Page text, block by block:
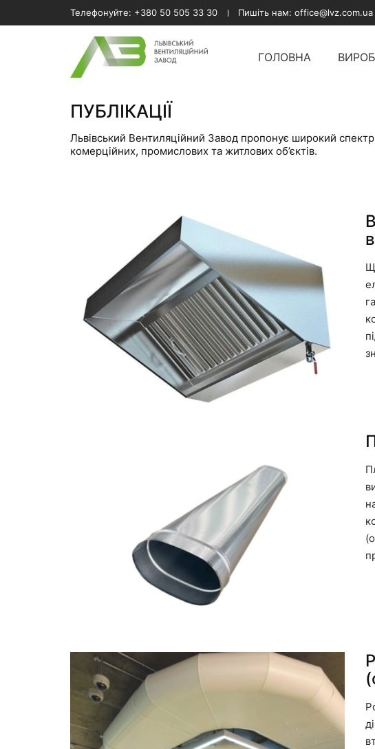
Телефонуйте: +380 50 505 33 30 Пишіть нам: office@lvz.com.ua
ГОЛОВНА
ПУБЛІКАЦІЇ
Львівський Вентиляційний Завод пропонує широкий
комерційних, промислових та житлових об’єктів.